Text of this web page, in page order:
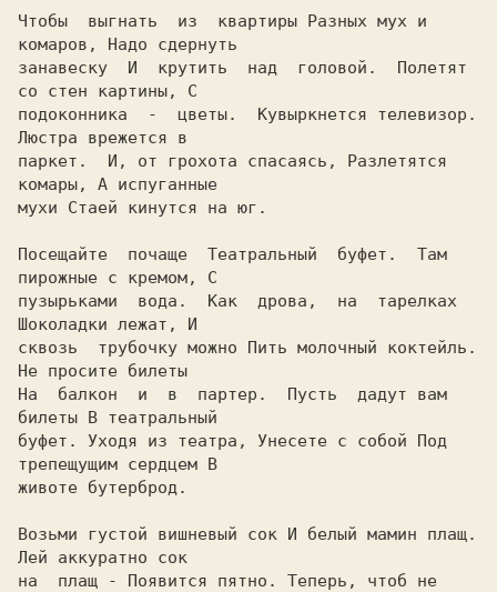
Чтобы  выгнать  из  квартиры Разных мух и
комаров, Hадо сдернуть
занавеску  И  крутить  над  головой.  Полетят
со стен картины, С
подоконника  -  цветы.  Кувыркнется телевизор.
Люстра врежется в
паркет.  И, от грохота спасаясь, Разлетятся
комары, А испуганные
мухи Стаей кинутся на юг.
Посещайте  почаще  Театральный  буфет.  Там
пирожные с кремом, С
пузырьками  вода.  Как  дрова,  на  тарелках
Шоколадки лежат, И
сквозь  трубочку можно Пить молочный коктейль.
Hе просите билеты
Hа  балкон  и  в  партер.  Пусть  дадут вам
билеты В театральный
буфет. Уходя из театра, Унесете с собой Под
трепещущим сердцем В
животе бутерброд.
Возьми густой вишневый сок И белый мамин плащ.
Лей аккуратно сок
на  плащ - Появится пятно. Теперь, чтоб не